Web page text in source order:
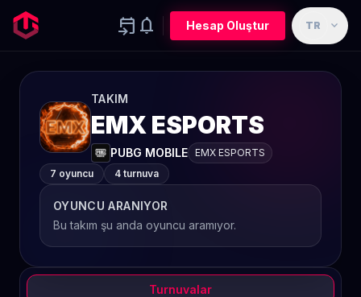
event_upcoming notifications Hesap Oluştur TR expand_more
TAKIM
EMX ESPORTS
PUBG MOBILE EMX ESPORTS
7 oyuncu
4 turnuva
OYUNCU ARANIYOR
Bu takım şu anda oyuncu aramıyor.
Turnuvalar